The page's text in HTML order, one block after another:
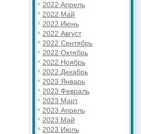
2022 Апрель
2022 Май
2022 Июнь
2022 Август
2022 Сентябрь
2022 Октябрь
2022 Ноябрь
2022 Декабрь
2023 Январь
2023 Февраль
2023 Март
2023 Апрель
2023 Май
2023 Июль